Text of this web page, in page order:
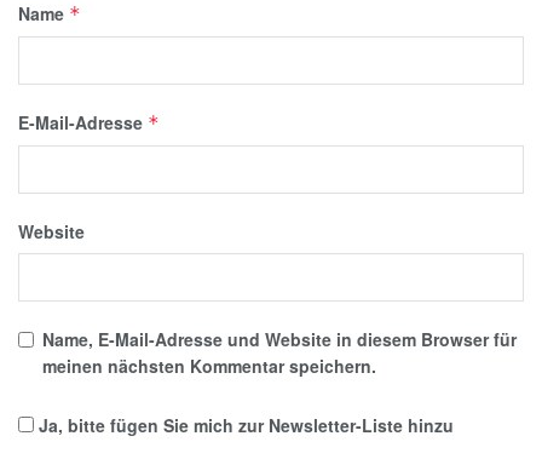
Name *
E-Mail-Adresse *
Website
Name, E-Mail-Adresse und Website in diesem Browser für
meinen nächsten Kommentar speichern.
Ja, bitte fügen Sie mich zur Newsletter-Liste hinzu